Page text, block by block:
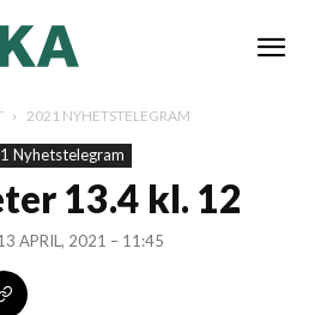
2021 NYHETSTELEGRAM
Nyhetstelegram
13.4 kl. 12
APRIL, 2021 – 11:45